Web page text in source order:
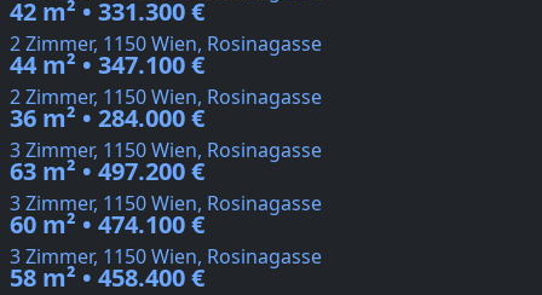
42 m² • 331.300 €
2 Zimmer, 1150 Wien, Rosinagasse
44 m² • 347.100 €
2 Zimmer, 1150 Wien, Rosinagasse
36 m² • 284.000 €
3 Zimmer, 1150 Wien, Rosinagasse
63 m² • 497.200 €
3 Zimmer, 1150 Wien, Rosinagasse
60 m² • 474.100 €
3 Zimmer, 1150 Wien, Rosinagasse
58 m² • 458.400 €